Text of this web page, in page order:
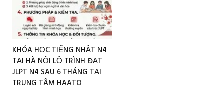
KHÓA HỌC TIẾNG NHẬT N4
TẠI HÀ NỘI LỘ TRÌNH ĐẠT
JLPT N4 SAU 6 THÁNG TẠI
TRUNG TÂM HAATO